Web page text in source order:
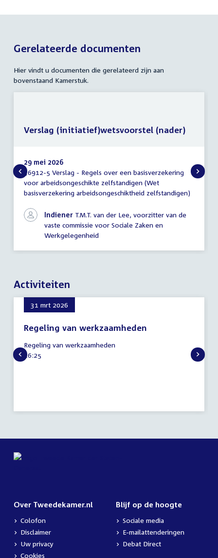
Gerelateerde documenten
Hier vindt u documenten die gerelateerd zijn aan
bovenstaand Kamerstuk.
Verslag
(initiatief)wetsvoorstel
(nader)
29 mei 2026
36912-5 Verslag - Regels over een basisverzekering
voor arbeidsongeschikte zelfstandigen (Wet
basisverzekering arbeidsongeschiktheid zelfstandigen)
Indiener T.M.T. van der Lee, voorzitter van de
vaste commissie voor Sociale Zaken en
Werkgelegenheid
Verslag (initiatief)wetsvoorstel (nader)
Activiteiten
31 mrt 2026
Regeling van werkzaamheden
maart
2026
Regeling van werkzaamheden
Tijd
16:25
Over Tweedekamer.nl
Colofon
Disclaimer
Uw privacy
Cookies
Blijf op de hoogte
Sociale media
E-mailattenderingen
Debat Direct